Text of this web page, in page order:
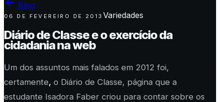
Blog
06 DE FEVEREIRO DE 2013 Variedades
Diário de Classe e o exercício da
cidadania na web
Um dos assuntos mais falados em 2012 foi,
certamente, o Diário de Classe, página que a
estudante Isadora Faber criou para contar sobre os